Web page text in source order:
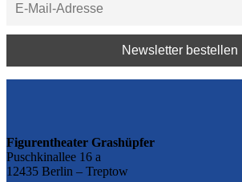
Figurentheater Grashüpfer
Puschkinallee 16 a
12435 Berlin – Treptow